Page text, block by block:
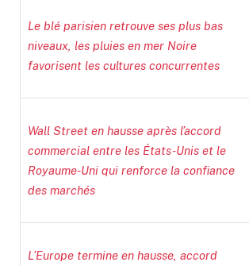
Le blé parisien retrouve ses plus bas
niveaux, les pluies en mer Noire
favorisent les cultures concurrentes
Wall Street en hausse après l’accord
commercial entre les États-Unis et le
Royaume-Uni qui renforce la confiance
des marchés
L’Europe termine en hausse, accord